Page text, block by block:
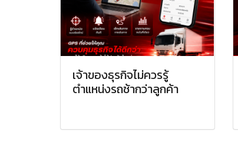
เจ้าของธุรกิจไม่ควรรู้
ตำแหน่งรถช้ากว่าลูกค้า